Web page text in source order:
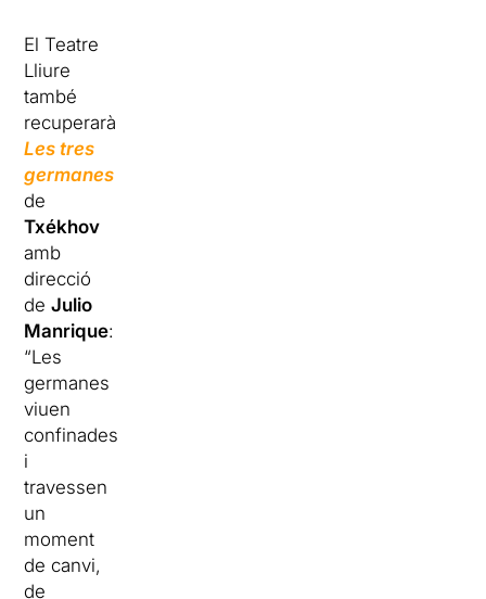
El Teatre
Lliure
també
recuperarà
Les tres
germanes
de
Txékhov
amb
direcció
deJulio
Manrique:
“Les
germanes
viuen
confinades
i
travessen
un
moment
de canvi,
de